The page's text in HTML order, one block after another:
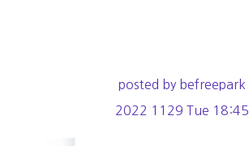
posted by befreepark
2022 1129 Tue 18:45